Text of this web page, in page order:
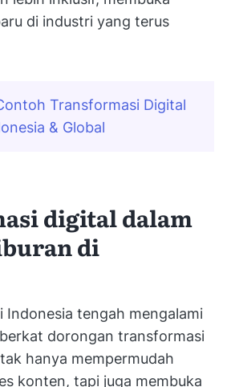
di industri yang terus
Transformasi Digital
& Global
digital dalam
di
Indonesia tengah mengalami
dorongan transformasi
hanya mempermudah
konten, tapi juga membuka